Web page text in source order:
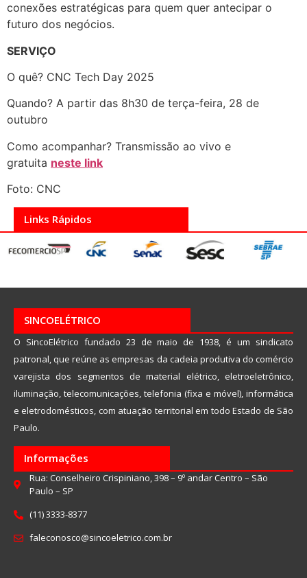
conexões estratégicas para quem quer antecipar o
futuro dos negócios.
SERVIÇO
O quê? CNC Tech Day 2025
Quando? A partir das 8h30 de terça-feira, 28 de
outubro
Como acompanhar? Transmissão ao vivo e
gratuita neste link
Foto: CNC
Links Rápidos
SINCOELÉTRICO
O SincoElétrico fundado 23 de maio de 1938, é um sindicato
patronal, que reúne as empresas da cadeia produtiva do comércio
varejista dos segmentos de material elétrico, eletroeletrônico,
iluminação, telecomunicações, telefonia (fixa e móvel), informática
e eletrodomésticos, com atuação territorial em todo Estado de São
Paulo.
Informações
Rua: Conselheiro Crispiniano, 398 – 9º andar Centro – São
Paulo – SP
(11) 3333-8377
faleconosco@sincoeletrico.com.br